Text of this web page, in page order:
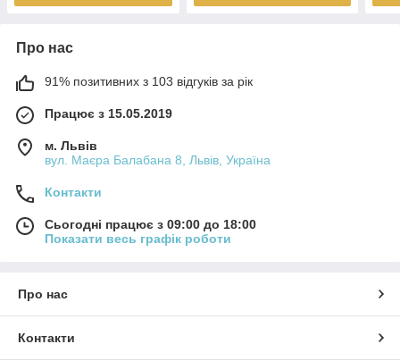
Про нас
91% позитивних з 103 відгуків за рік
Працює з 15.05.2019
м. Львів
вул. Маєра Балабана 8, Львів, Україна
Контакти
Сьогодні працює з 09:00 до 18:00
Показати весь графік роботи
Про нас
Контакти